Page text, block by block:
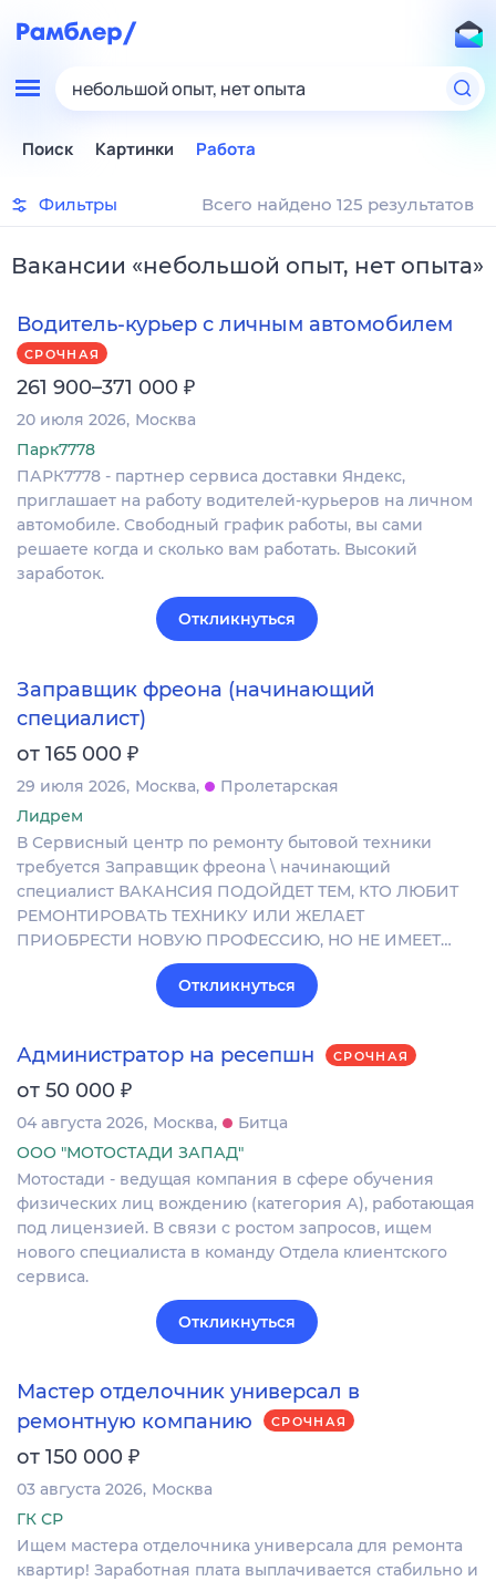
небольшой опыт, нет опыта
Поиск Картинки Работа
Фильтры Всего найдено 125 результатов
Вакансии «небольшой опыт, нет опыта»
Водитель-курьер с личным автомобилем
СРОЧНАЯ
261 900–371 000 ₽
20 июля 2026 Москва
Парк7778
ПАРК7778 - партнер сервиса доставки Яндекс,
приглашает на работу водителей-курьеров на личном
автомобиле. Свободный график работы, вы сами
решаете когда и сколько вам работать. Высокий
заработок.
Откликнуться
Заправщик фреона (начинающий
специалист)
от 165 000 ₽
29 июля 2026 Москва
Пролетарская
Лидрем
В Сервисный центр по ремонту бытовой техники
требуется Заправщик фреона \ начинающий
специалист ВАКАНСИЯ ПОДОЙДЕТ ТЕМ, КТО ЛЮБИТ
РЕМОНТИРОВАТЬ ТЕХНИКУ ИЛИ ЖЕЛАЕТ
ПРИОБРЕСТИ НОВУЮ ПРОФЕССИЮ, НО НЕ ИМЕЕТ…
Откликнуться
Администратор на ресепшн СРОЧНАЯ
от 50 000 ₽
04 августа 2026 Москва
Битца
ООО "МОТОСТАДИ ЗАПАД"
Мотостади - ведущая компания в сфере обучения
физических лиц вождению (категория А), работающая
под лицензией. В связи с ростом запросов, ищем
нового специалиста в команду Отдела клиентского
сервиса.
Откликнуться
Мастер отделочник универсал в
ремонтную компанию
СРОЧНАЯ
от 150 000 ₽
03 августа 2026 Москва
ГК СР
Ищем мастера отделочника универсала для ремонта
квартир! Заработная плата выплачивается стабильно и